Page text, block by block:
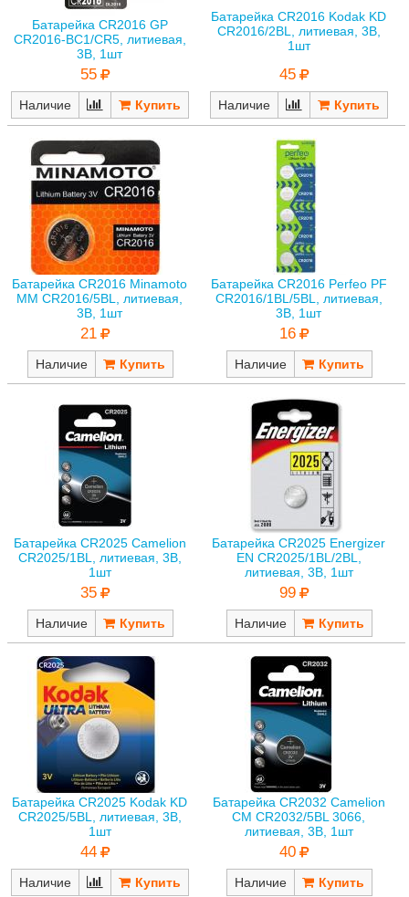
Батарейка CR2016 GP
CR2016-BC1/CR5, литиевая,
3В, 1шт
55
Наличие
Батарейка CR2016 Kodak KD
CR2016/2BL, литиевая, 3В,
1шт
45
Наличие
Батарейка CR2016 Minamoto
MM CR2016/5BL, литиевая,
3В, 1шт
21
Наличие
Батарейка CR2016 Perfeo PF
CR2016/1BL/5BL, литиевая,
3В, 1шт
16
Наличие
Батарейка CR2025 Camelion
CR2025/1BL, литиевая, 3В,
1шт
35
Наличие
Батарейка CR2025 Energizer
EN CR2025/1BL/2BL,
литиевая, 3В, 1шт
99
Наличие
Батарейка CR2025 Kodak KD
CR2025/5BL, литиевая, 3В,
1шт
44
Наличие
Батарейка CR2032 Camelion
CM CR2032/5BL 3066,
литиевая, 3В, 1шт
40
Наличие